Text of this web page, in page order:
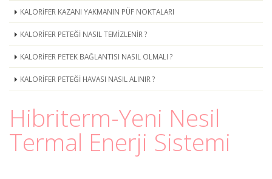
KALORİFER KAZANI YAKMANIN PÜF NOKTALARI
KALORİFER PETEĞİ NASIL TEMİZLENİR ?
KALORİFER PETEK BAĞLANTISI NASIL OLMALI ?
KALORİFER PETEĞİ HAVASI NASIL ALINIR ?
Hibriterm-Yeni Nesil
Termal Enerji Sistemi